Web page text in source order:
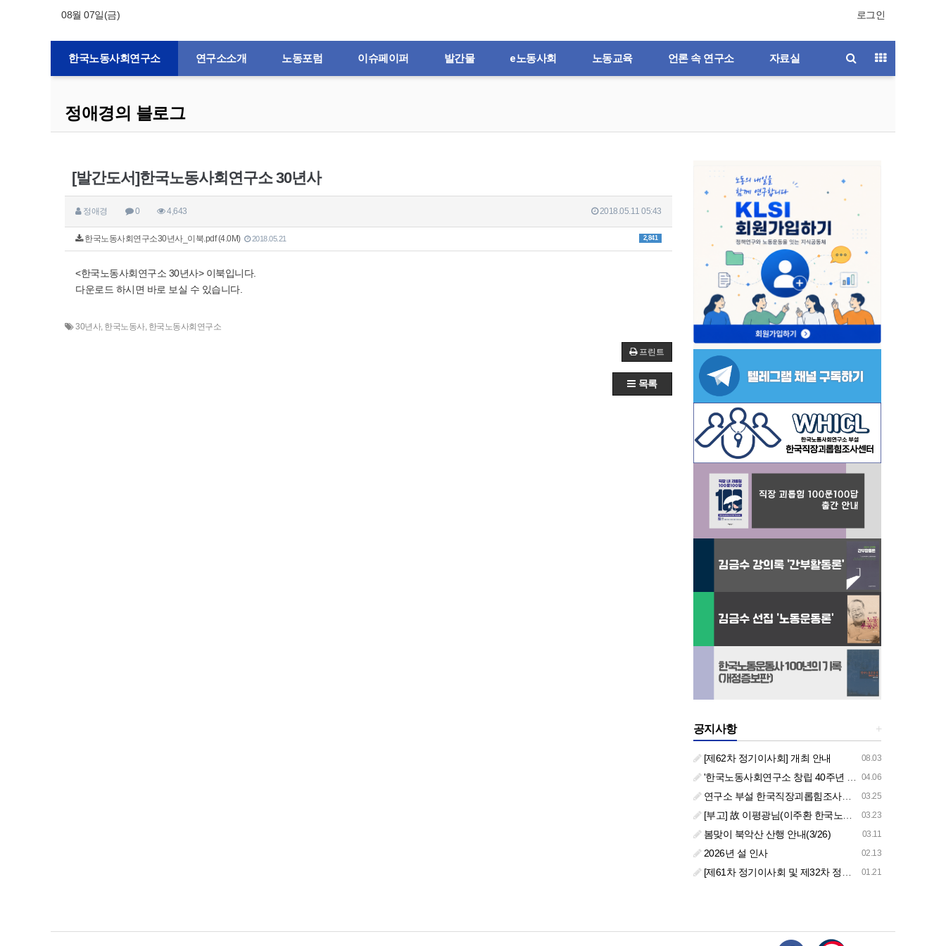
08월 07일(금) 로그인
한국노동사회연구소 연구소소개 노동포럼 이슈페이퍼 발간물 e노동사회 노동교육 언론 속 연구소 자료실
정애경의 블로그
[발간도서]한국노동사회연구소 30년사
정애경 0 4,643 2018.05.11 05:43
2,841
한국노동사회연구소30년사_이북.pdf (4.0M) 2018.05.21
<한국노동사회연구소 30년사> 이북입니다.
다운로드 하시면 바로 보실 수 있습니다.
30년사, 한국노동사, 한국노동사회연구소
프린트
목록
+
공지사항
08.03
[제62차 정기이사회] 개최 안내
04.06
'한국노동사회연구소 창립 40주년 기념 행사 안내'
03.25
연구소 부설 한국직장괴롭힘조사센터 '2026년도 주요 사업 안내' (교육/컨설팅)
03.23
[부고] 故 이평광님(이주환 한국노동사회연구소 부소장 부친상)
03.11
봄맞이 북악산 산행 안내(3/26)
02.13
2026년 설 인사
01.21
[제61차 정기이사회 및 제32차 정기총회 합동회의] 개최 안내